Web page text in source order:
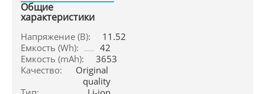
Общие
характеристики
Напряжение (В):
11.52
Емкость (Wh):
42
Емкость (mAh):
3653
Качество:
Original
quality